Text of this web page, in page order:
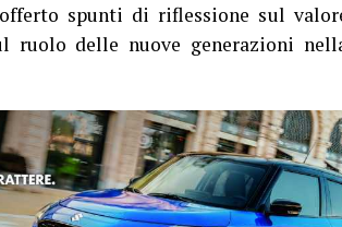
spunti di riflessione sul
ruolo delle nuove generazioni